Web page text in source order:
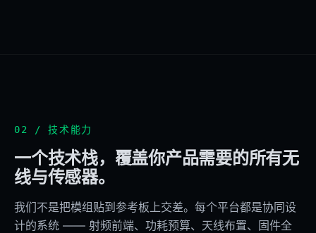
02 / 技术能力
一个技术栈，覆盖你产品需要的所有无
线与传感器。
我们不是把模组贴到参考板上交差。每个平台都是协同设
计的系统 —— 射频前端、功耗预算、天线布置、固件全